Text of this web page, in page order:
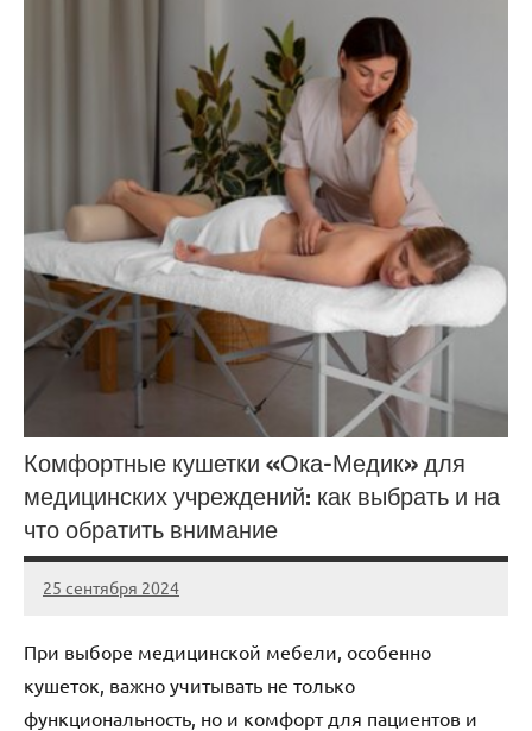
Комфортные кушетки «Ока-Медик» для
медицинских учреждений: как выбрать и на
что обратить внимание
25 сентября 2024
Avtor
Нет
При выборе медицинской мебели, особенно
кушеток, важно учитывать не только
функциональность, но и комфорт для пациентов и